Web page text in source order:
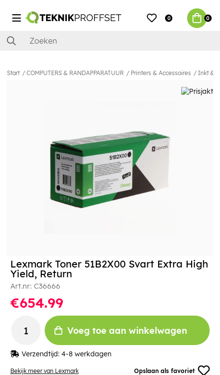
0 0
Start COMPUTERS & RANDAPPARATUUR Printers & Accessoires Inkt &
Bekijk meer van Lexmark Opslaan als favoriet
Lexmark Toner 51B2X00 Svart Extra High
Yield, Return
Art.nr: C36666
€654.99
Voeg toe aan winkelwagen
Verzendtijd: 4-8 werkdagen